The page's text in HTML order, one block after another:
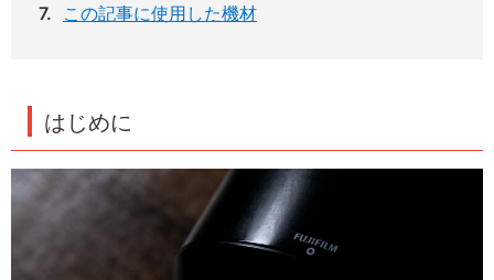
この記事に使用した機材
はじめに